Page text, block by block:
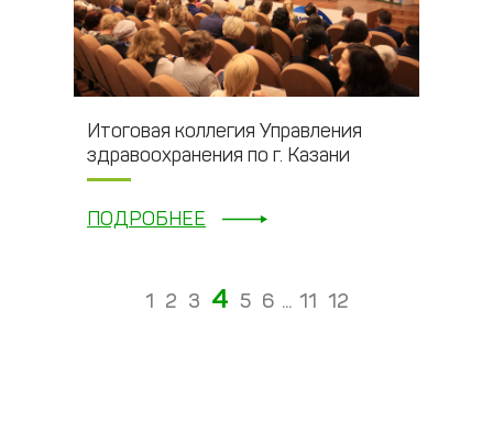
Итоговая коллегия Управления
здравоохранения по г. Казани
ПОДРОБНЕЕ
1 2 3 4 5 6 ... 11 12